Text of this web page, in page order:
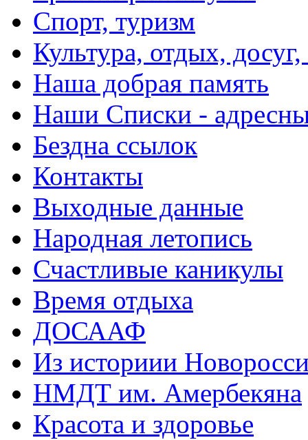
Спорт, туризм
Культура, отдых,
Наша добрая память
Наши Списки -
Бездна ссылок
Контакты
Выходные данные
Народная летопись
Счастливые каникулы
Время отдыха
ДОСААФ
Из историии
НМДТ им. Амербекяна
Красота и здоровье